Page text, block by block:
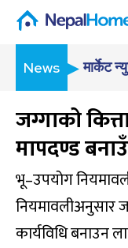
News मार्केट
जग्गाको
मापदण्ड
भू–उपयोग
नियमावलीअनुसार
कार्यविधि बनाउन